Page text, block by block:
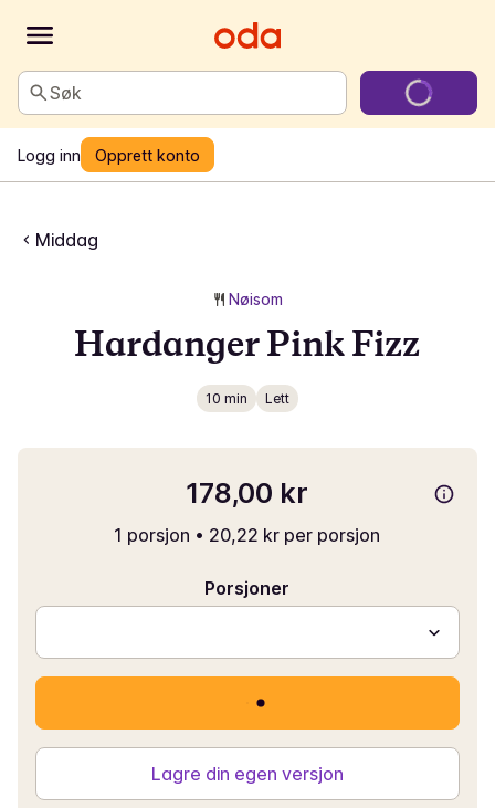
Søk
Logg inn Opprett konto
Middag
Nøisom
Hardanger Pink Fizz
10 min Lett
178,00 kr
1 porsjon • 20,22 kr per porsjon
Porsjoner
Lagre din egen versjon